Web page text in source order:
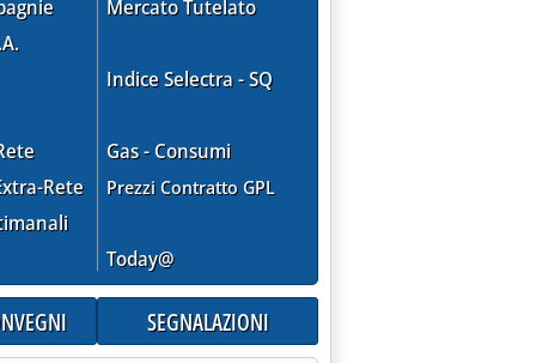
Rete
Mercato Tutelato
Indice Selectra - SQ
Gas - Consumi
Prezzi Contratto GPL
Today@
SEGNALAZIONI